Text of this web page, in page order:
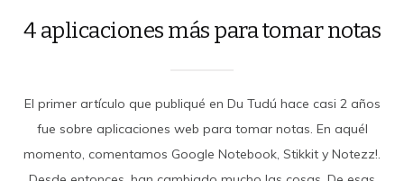
4 aplicaciones más para tomar notas
El primer artículo que publiqué en Du Tudú hace casi 2 años
fue sobre aplicaciones web para tomar notas. En aquél
momento, comentamos Google Notebook, Stikkit y Notezz!.